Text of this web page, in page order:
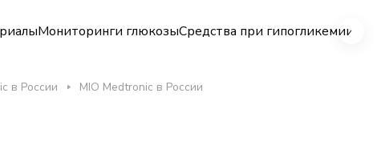
Мониторинги глюкозыСредства при гипогликемии
в России MIO Medtronic в России